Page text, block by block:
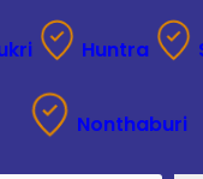
Huntra
Nonthaburi